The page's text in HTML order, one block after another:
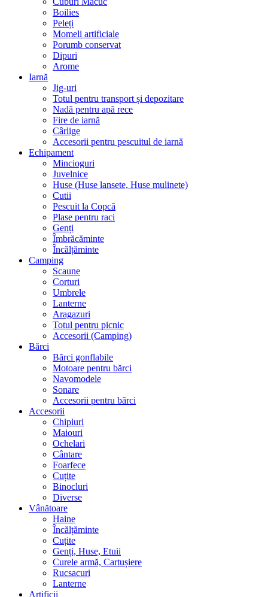
Boilies
Peleți
Momeli artificiale
Porumb conservat
Dipuri
Arome
Iarnă
Jig-uri
Totul pentru transport și depozitare
Nadă pentru apă rece
Fire de iarnă
Cârlige
Accesorii pentru pescuitul de iarnă
Echipament
Mincioguri
Juvelnice
Huse (Huse lansete, Huse mulinete)
Cutii
Pescuit la Copcă
Plase pentru raci
Genți
Îmbrăcăminte
Încălțăminte
Camping
Scaune
Corturi
Umbrele
Lanterne
Aragazuri
Totul pentru picnic
Accesorii (Camping)
Bărci
Bărci gonflabile
Motoare pentru bărci
Navomodele
Sonare
Accesorii pentru bărci
Accesorii
Chipiuri
Maiouri
Ochelari
Cântare
Foarfece
Cuțite
Binocluri
Diverse
Vânătoare
Haine
Încălțăminte
Cuțite
Genți, Huse, Etuii
Curele armă, Cartușiere
Rucsacuri
Lanterne
Artificii